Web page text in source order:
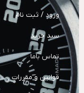
ورود / ثبت نام
سبد خرید
تماس باما
قوانین و مقررات